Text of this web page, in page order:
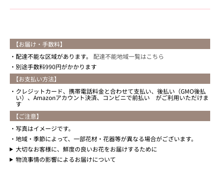
【お届け・手数料】
配達不能な区域があります。 配達不能地域一覧はこちら
別途手数料990円がかかります
【お支払い方法】
クレジットカード、携帯電話料金と合わせて支払い、後払い（GMO後払
い）、Amazonアカウント決済、コンビニで前払い がご利用いただけま
す
【ご注意】
写真はイメージです。
地域・季節によって、一部花材・花器等が異なる場合がございます。
大切なお客様に、鮮度の良いお花をお届けするために
物流事情の影響によるお届けについて